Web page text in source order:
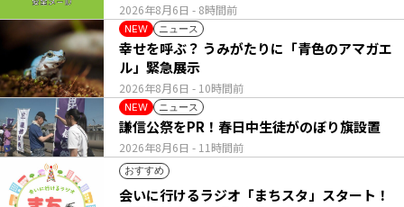
2026年8月6日 - 8時間前
NEW ニュース
2026年8月6日 - 10時間前
幸せを呼ぶ？ うみがたりに「青色のアマガエ
ル」緊急展示
NEW ニュース
2026年8月6日 - 11時間前
謙信公祭をPR！春日中生徒がのぼり旗設置
おすすめ
会いに行けるラジオ「まちスタ」スタート！